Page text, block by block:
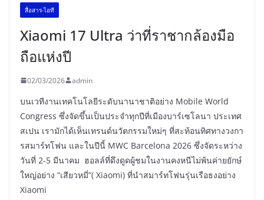
สื่อสาร-ไอที
Xiaomi 17 Ultra ว่าที่ราชากล้องมือ
ถือแห่งปี
02/03/2026 admin
บนเวทีงานเทคโนโลยีระดับนานาชาติอย่าง Mobile World
Congress ซึ่งจัดขึ้นเป็นประจำทุกปีที่เมืองบาร์เซโลนา ประเทศ
สเปน เรามักได้เห็นเทรนด์นวัตกรรมใหม่ๆ ที่สะท้อนทิศทางวงกา
รสมาร์ทโฟน และในปีนี้ MWC Barcelona 2026 ซึ่งจัดระหว่าง
วันที่ 2-5 มีนาคม ฮอลล์ที่ดึงดูดผู้ชมในงานคงหนีไม่พ้นค่ายยักษ์
ใหญ่อย่าง “เสียวหมี่”( Xiaomi) ที่นำสมาร์ทโฟนรุ่นเรือธงอย่าง
Xiaomi